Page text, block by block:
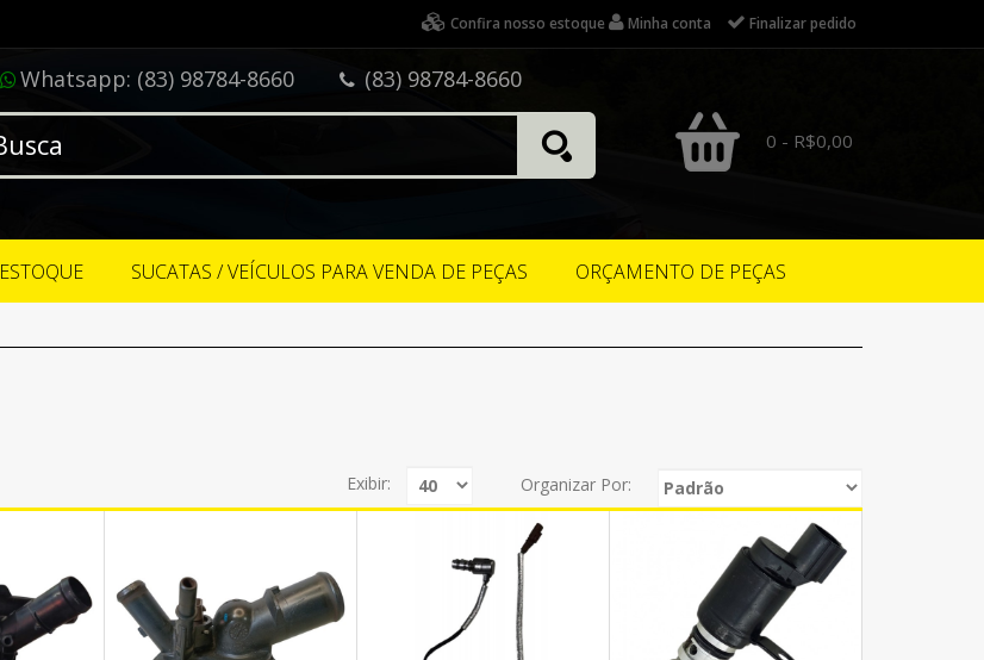
Confira nosso estoque Minha conta Finalizar pedido
Whatsapp: (83) 98784-8660 (83) 98784-8660
0 - R$0,00
ESTOQUE SUCATAS / VEÍCULOS PARA VENDA DE PEÇAS ORÇAMENTO DE PEÇAS
Organizar Por:
Exibir: